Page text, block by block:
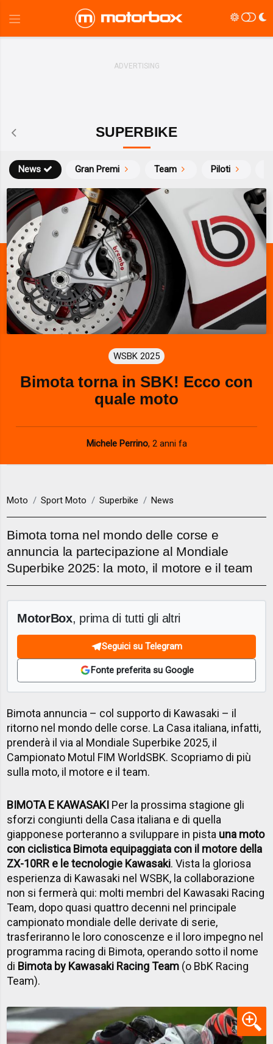
SUPERBIKE
News Gran Premi Team Piloti
WSBK 2025
Bimota torna in SBK! Ecco con
quale moto
Michele Perrino, 2 anni fa
Moto Sport Moto Superbike News
Bimota torna nel mondo delle corse e
annuncia la partecipazione al Mondiale
Superbike 2025: la moto, il motore e il team
MotorBox, prima di tutti gli altri
Seguici su Telegram
Fonte preferita su Google
Bimota annuncia – col supporto di Kawasaki – il
ritorno nel mondo delle corse. La Casa italiana, infatti,
prenderà il via al Mondiale Superbike 2025, il
Campionato Motul FIM WorldSBK. Scopriamo di più
sulla moto, il motore e il team.
BIMOTA E KAWASAKI Per la prossima stagione gli
sforzi congiunti della Casa italiana e di quella
giapponese porteranno a sviluppare in pista una moto
con ciclistica Bimota equipaggiata con il motore della
ZX-10RR e le tecnologie Kawasaki. Vista la gloriosa
esperienza di Kawasaki nel WSBK, la collaborazione
non si fermerà qui: molti membri del Kawasaki Racing
Team, dopo quasi quattro decenni nel principale
campionato mondiale delle derivate di serie,
trasferiranno le loro conoscenze e il loro impegno nel
programma racing di Bimota, operando sotto il nome
di Bimota by Kawasaki Racing Team (o BbK Racing
Team).